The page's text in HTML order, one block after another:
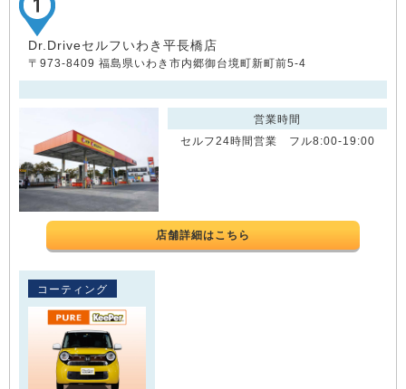
Dr.Driveセルフいわき平長橋店
〒973-8409 福島県いわき市内郷御台境町新町前5-4
営業時間
セルフ24時間営業 フル8:00-19:00
店舗詳細はこちら
コーティング